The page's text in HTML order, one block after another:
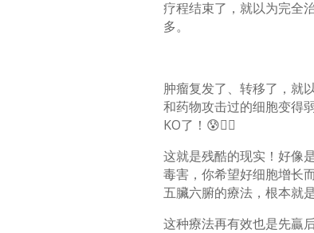
疗程结束了，就以为完全
多。
肿瘤复发了、转移了，就
和药物攻击过的细胞变得
KO了！😰🤦‍♂️
这就是残酷的现实！好像
毒害，你希望好细胞增长
五臟六腑的療法，根本就
这种療法再有效也是先贏